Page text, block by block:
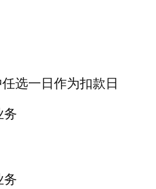
选一日作为扣款日
务
务